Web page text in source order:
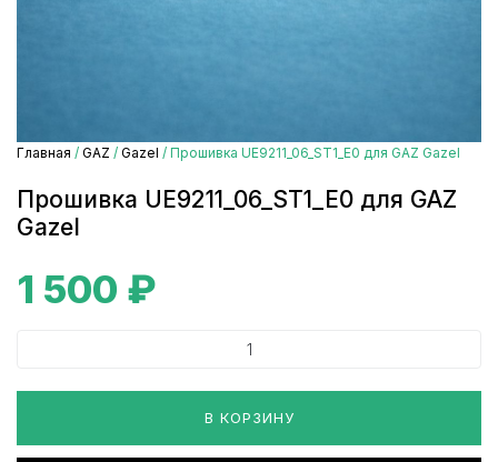
Главная / GAZ / Gazel / Прошивка UE9211_06_ST1_E0 для GAZ Gazel
Прошивка UE9211_06_ST1_E0 для GAZ
Gazel
1 500 ₽
В КОРЗИНУ